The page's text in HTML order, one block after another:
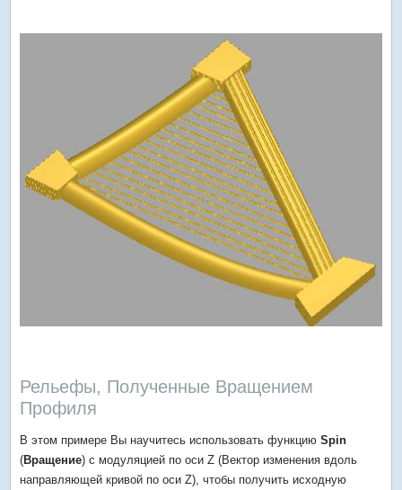
Рельефы, Полученные Вращением
Профиля
В этом примере Вы научитесь использовать функциюSpin
(Вращение) с модуляцией по оси Z (Вектор изменения вдоль
направляющей кривой по оси Z), чтобы получить исходную